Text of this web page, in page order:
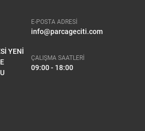
E-POSTA ADRESİ
info@parcageciti.com
YENİ
ÇALIŞMA SAATLERİ
09:00 - 18:00